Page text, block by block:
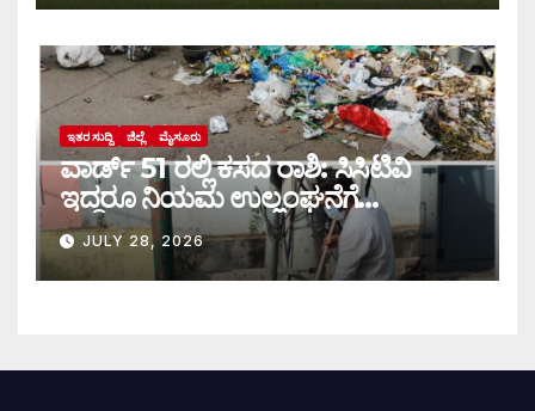
ಇತರ ಸುದ್ದಿ ಜಿಲ್ಲೆ ಮೈಸೂರು
ವಾರ್ಡ್ 51 ರಲ್ಲಿ ಕಸದ ರಾಶಿ: ಸಿಸಿಟಿವಿ
ಇದ್ದರೂ ನಿಯಮ ಉಲ್ಲಂಘನೆಗೆ
ಕಡಿವಾಣವಿಲ್ಲ
JULY 28, 2026